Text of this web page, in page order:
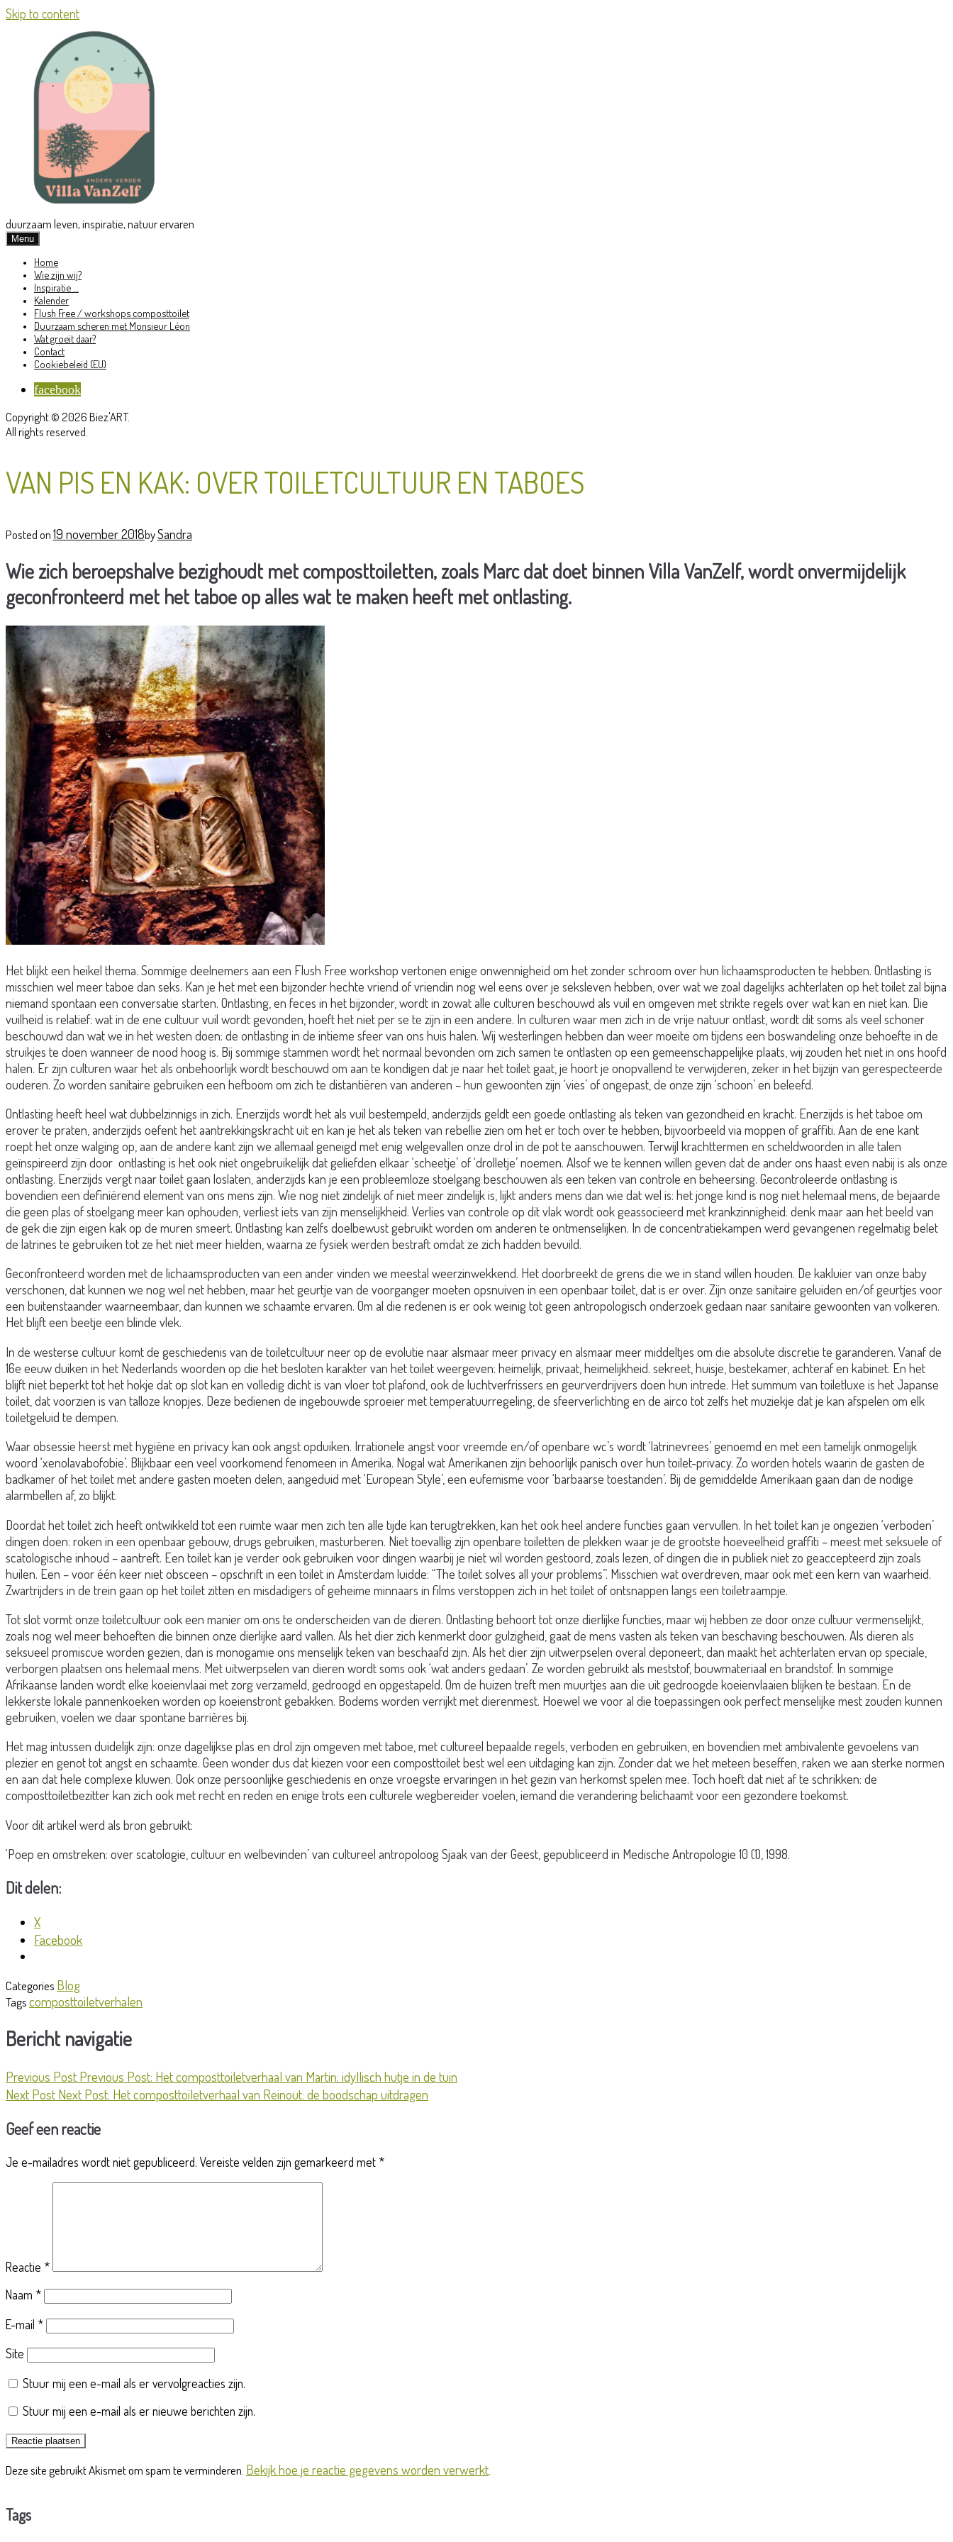
Skip to content
duurzaam leven, inspiratie, natuur ervaren
Menu
Home
Wie zijn wij?
Inspiratie …
Kalender
Flush Free / workshops composttoilet
Duurzaam scheren met Monsieur Léon
Wat groeit daar?
Contact
Cookiebeleid (EU)
facebook
Copyright © 2026 Biez'ART.
All rights reserved.
VAN PIS EN KAK: OVER TOILETCULTUUR EN TABOES
Posted on19 november 2018bySandra
Wie zich beroepshalve bezighoudt met composttoiletten, zoals Marc dat doet binnen Villa VanZelf, wordt onvermijdelijk
geconfronteerd met het taboe op alles wat te maken heeft met ontlasting.
Het blijkt een heikel thema. Sommige deelnemers aan een Flush Free workshop vertonen enige onwennigheid om het zonder schroom over hun lichaamsproducten te hebben. Ontlasting is
misschien wel meer taboe dan seks. Kan je het met een bijzonder hechte vriend of vriendin nog wel eens over je seksleven hebben, over wat we zoal dagelijks achterlaten op het toilet zal bijna
niemand spontaan een conversatie starten. Ontlasting, en feces in het bijzonder, wordt in zowat alle culturen beschouwd als vuil en omgeven met strikte regels over wat kan en niet kan. Die
vuilheid is relatief: wat in de ene cultuur vuil wordt gevonden, hoeft het niet per se te zijn in een andere. In culturen waar men zich in de vrije natuur ontlast, wordt dit soms als veel schoner
beschouwd dan wat we in het westen doen: de ontlasting in de intieme sfeer van ons huis halen. Wij westerlingen hebben dan weer moeite om tijdens een boswandeling onze behoefte in de
struikjes te doen wanneer de nood hoog is. Bij sommige stammen wordt het normaal bevonden om zich samen te ontlasten op een gemeenschappelijke plaats, wij zouden het niet in ons hoofd
halen. Er zijn culturen waar het als onbehoorlijk wordt beschouwd om aan te kondigen dat je naar het toilet gaat, je hoort je onopvallend te verwijderen, zeker in het bijzijn van gerespecteerde
ouderen. Zo worden sanitaire gebruiken een hefboom om zich te distantiëren van anderen – hun gewoonten zijn ‘vies’ of ongepast, de onze zijn ‘schoon’ en beleefd.
Ontlasting heeft heel wat dubbelzinnigs in zich. Enerzijds wordt het als vuil bestempeld, anderzijds geldt een goede ontlasting als teken van gezondheid en kracht. Enerzijds is het taboe om
erover te praten, anderzijds oefent het aantrekkingskracht uit en kan je het als teken van rebellie zien om het er toch over te hebben, bijvoorbeeld via moppen of graffiti. Aan de ene kant
roept het onze walging op, aan de andere kant zijn we allemaal geneigd met enig welgevallen onze drol in de pot te aanschouwen. Terwijl krachttermen en scheldwoorden in alle talen
geïnspireerd zijn door ontlasting is het ook niet ongebruikelijk dat geliefden elkaar ‘scheetje’ of ‘drolletje’ noemen. Alsof we te kennen willen geven dat de ander ons haast even nabij is als onze
ontlasting. Enerzijds vergt naar toilet gaan loslaten, anderzijds kan je een probleemloze stoelgang beschouwen als een teken van controle en beheersing. Gecontroleerde ontlasting is
bovendien een definiërend element van ons mens zijn. Wie nog niet zindelijk of niet meer zindelijk is, lijkt anders mens dan wie dat wel is: het jonge kind is nog niet helemaal mens, de bejaarde
die geen plas of stoelgang meer kan ophouden, verliest iets van zijn menselijkheid. Verlies van controle op dit vlak wordt ook geassocieerd met krankzinnigheid: denk maar aan het beeld van
de gek die zijn eigen kak op de muren smeert. Ontlasting kan zelfs doelbewust gebruikt worden om anderen te ontmenselijken. In de concentratiekampen werd gevangenen regelmatig belet
de latrines te gebruiken tot ze het niet meer hielden, waarna ze fysiek werden bestraft omdat ze zich hadden bevuild.
Geconfronteerd worden met de lichaamsproducten van een ander vinden we meestal weerzinwekkend. Het doorbreekt de grens die we in stand willen houden. De kakluier van onze baby
verschonen, dat kunnen we nog wel net hebben, maar het geurtje van de voorganger moeten opsnuiven in een openbaar toilet, dat is er over. Zijn onze sanitaire geluiden en/of geurtjes voor
een buitenstaander waarneembaar, dan kunnen we schaamte ervaren. Om al die redenen is er ook weinig tot geen antropologisch onderzoek gedaan naar sanitaire gewoonten van volkeren.
Het blijft een beetje een blinde vlek.
In de westerse cultuur komt de geschiedenis van de toiletcultuur neer op de evolutie naar alsmaar meer privacy en alsmaar meer middeltjes om die absolute discretie te garanderen. Vanaf de
16e eeuw duiken in het Nederlands woorden op die het besloten karakter van het toilet weergeven: heimelijk, privaat, heimelijkheid. sekreet, huisje, bestekamer, achteraf en kabinet. En het
blijft niet beperkt tot het hokje dat op slot kan en volledig dicht is van vloer tot plafond, ook de luchtverfrissers en geurverdrijvers doen hun intrede. Het summum van toiletluxe is het Japanse
toilet, dat voorzien is van talloze knopjes. Deze bedienen de ingebouwde sproeier met temperatuurregeling, de sfeerverlichting en de airco tot zelfs het muziekje dat je kan afspelen om elk
toiletgeluid te dempen.
Waar obsessie heerst met hygiëne en privacy kan ook angst opduiken. Irrationele angst voor vreemde en/of openbare wc’s wordt ‘latrinevrees’ genoemd en met een tamelijk onmogelijk
woord ‘xenolavabofobie’. Blijkbaar een veel voorkomend fenomeen in Amerika. Nogal wat Amerikanen zijn behoorlijk panisch over hun toilet-privacy. Zo worden hotels waarin de gasten de
badkamer of het toilet met andere gasten moeten delen, aangeduid met ‘European Style’, een eufemisme voor ‘barbaarse toestanden’. Bij de gemiddelde Amerikaan gaan dan de nodige
alarmbellen af, zo blijkt.
Doordat het toilet zich heeft ontwikkeld tot een ruimte waar men zich ten alle tijde kan terugtrekken, kan het ook heel andere functies gaan vervullen. In het toilet kan je ongezien ‘verboden’
dingen doen: roken in een openbaar gebouw, drugs gebruiken, masturberen. Niet toevallig zijn openbare toiletten de plekken waar je de grootste hoeveelheid graffiti – meest met seksuele of
scatologische inhoud – aantreft. Een toilet kan je verder ook gebruiken voor dingen waarbij je niet wil worden gestoord, zoals lezen, of dingen die in publiek niet zo geaccepteerd zijn zoals
huilen. Een – voor één keer niet obsceen – opschrift in een toilet in Amsterdam luidde: “The toilet solves all your problems”. Misschien wat overdreven, maar ook met een kern van waarheid.
Zwartrijders in de trein gaan op het toilet zitten en misdadigers of geheime minnaars in films verstoppen zich in het toilet of ontsnappen langs een toiletraampje.
Tot slot vormt onze toiletcultuur ook een manier om ons te onderscheiden van de dieren. Ontlasting behoort tot onze dierlijke functies, maar wij hebben ze door onze cultuur vermenselijkt,
zoals nog wel meer behoeften die binnen onze dierlijke aard vallen. Als het dier zich kenmerkt door gulzigheid, gaat de mens vasten als teken van beschaving beschouwen. Als dieren als
seksueel promiscue worden gezien, dan is monogamie ons menselijk teken van beschaafd zijn. Als het dier zijn uitwerpselen overal deponeert, dan maakt het achterlaten ervan op speciale,
verborgen plaatsen ons helemaal mens. Met uitwerpselen van dieren wordt soms ook ‘wat anders gedaan’. Ze worden gebruikt als meststof, bouwmateriaal en brandstof. In sommige
Afrikaanse landen wordt elke koeienvlaai met zorg verzameld, gedroogd en opgestapeld. Om de huizen treft men muurtjes aan die uit gedroogde koeienvlaaien blijken te bestaan. En de
lekkerste lokale pannenkoeken worden op koeienstront gebakken. Bodems worden verrijkt met dierenmest. Hoewel we voor al die toepassingen ook perfect menselijke mest zouden kunnen
gebruiken, voelen we daar spontane barrières bij.
Het mag intussen duidelijk zijn: onze dagelijkse plas en drol zijn omgeven met taboe, met cultureel bepaalde regels, verboden en gebruiken, en bovendien met ambivalente gevoelens van
plezier en genot tot angst en schaamte. Geen wonder dus dat kiezen voor een composttoilet best wel een uitdaging kan zijn. Zonder dat we het meteen beseffen, raken we aan sterke normen
en aan dat hele complexe kluwen. Ook onze persoonlijke geschiedenis en onze vroegste ervaringen in het gezin van herkomst spelen mee. Toch hoeft dat niet af te schrikken: de
composttoiletbezitter kan zich ook met recht en reden en enige trots een culturele wegbereider voelen, iemand die verandering belichaamt voor een gezondere toekomst.
Voor dit artikel werd als bron gebruikt:
‘Poep en omstreken: over scatologie, cultuur en welbevinden’ van cultureel antropoloog Sjaak van der Geest, gepubliceerd in Medische Antropologie 10 (1), 1998.
Dit delen:
X
Facebook
Categories Blog
Tagscomposttoiletverhalen
Bericht navigatie
Previous Post Previous Post: Het composttoiletverhaal van Martin: idyllisch hutje in de tuin
Next Post Next Post: Het composttoiletverhaal van Reinout: de boodschap uitdragen
Geef een reactie
Je e-mailadres wordt niet gepubliceerd. Vereiste velden zijn gemarkeerd met *
Reactie *
Naam *
E-mail *
Site
Stuur mij een e-mail als er vervolgreacties zijn.
Stuur mij een e-mail als er nieuwe berichten zijn.
Deze site gebruikt Akismet om spam te verminderen. Bekijk hoe je reactie gegevens worden verwerkt
Tags